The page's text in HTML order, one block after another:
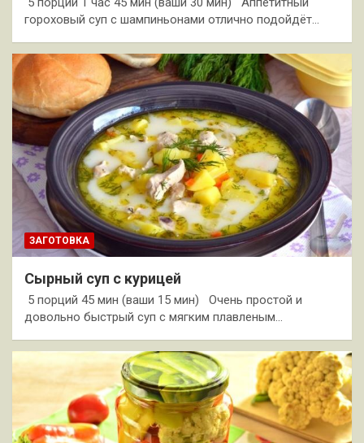
гороховый суп с шампиньонами отлично подойдёт…
ЗАГОТОВКА
Сырный суп с курицей
5 порций 45 мин (ваши 15 мин) Очень простой и
довольно быстрый суп с мягким плавленым…